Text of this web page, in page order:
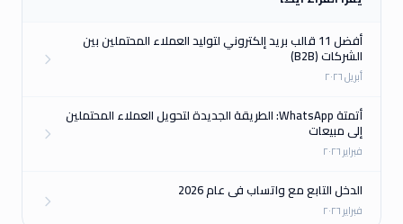
أفضل 11 قالب بريد إلكتروني لتوليد العملاء المحتملين بين
الشركات (B2B)
أبريل ٢٠٢٦
أتمتة WhatsApp: الطريقة الجديدة لتحويل العملاء المحتملين
إلى مبيعات
فبراير ٢٠٢٦
الدخل التابع مع واتساب في عام 2026
فبراير ٢٠٢٦